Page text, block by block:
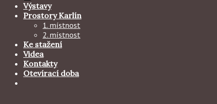
Výstavy
Prostory Karlín
1. místnost
2. místnost
Ke stažení
Videa
Kontakty
Otevírací doba